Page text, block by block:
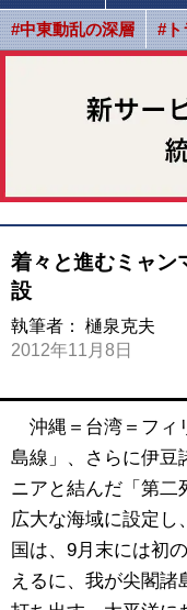
#中東動乱の深層 #ト
着々と進むミャン
設
執筆者： 樋泉克夫
2012年11月8日
沖縄＝台湾＝フィ
島線」、さらに伊豆
ニアと結んだ「第二
広大な海域に設定し
国は、9月末には初
えるに、我が尖閣諸